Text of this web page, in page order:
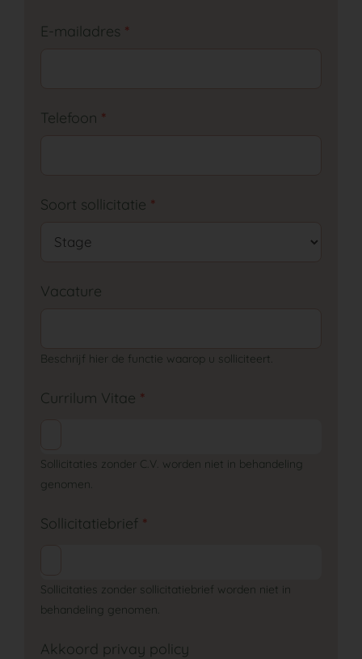
E-mailadres *
Telefoon *
Soort sollicitatie *
Vacature
Beschrijf hier de functie waarop u solliciteert.
Currilum Vitae *
Sollicitaties zonder C.V. worden niet in behandeling
genomen.
Sollicitatiebrief *
Sollicitaties zonder sollicitatiebrief worden niet in
behandeling genomen.
Akkoord privay policy